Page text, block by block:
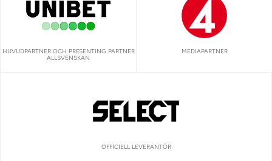
HUVUDPARTNER OCH PRESENTING PARTNER
ALLSVENSKAN
MEDIAPARTNER
OFFICIELL LEVERANTÖR